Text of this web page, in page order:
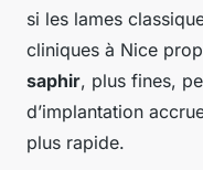
si les lames
cliniques à Nice
saphir, plus fines,
d’implantation
plus rapide.